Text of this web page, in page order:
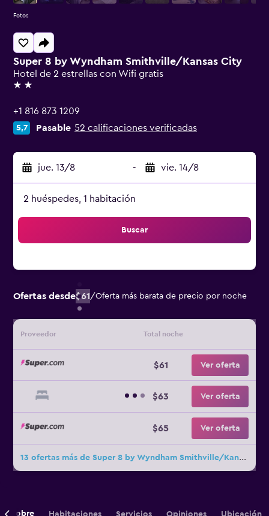
Super 8 by Wyndham Smithville/Kansas City
Hotel de 2 estrellas con Wifi gratis
2 estrellas
+1 816 873 1209
5,7 Pasable 52 calificaciones verificadas
jue. 13/8 - vie. 14/8
2 huéspedes, 1 habitación
Buscar
Ofertas desde$61/Oferta más barata de precio por noche
Proveedor Total noche
$61 Ver oferta
$63 Ver oferta
$65 Ver oferta
13 ofertas más de Super 8 by Wyndham Smithville/Kansas City
Fotos
Sobre Habitaciones Servicios Opiniones Ubicación